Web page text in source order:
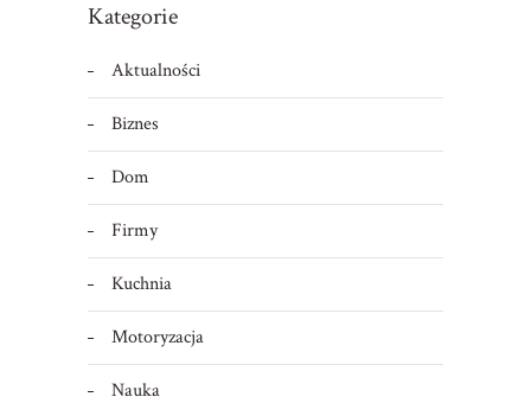
Kategorie
Aktualności
Biznes
Dom
Firmy
Kuchnia
Motoryzacja
Nauka